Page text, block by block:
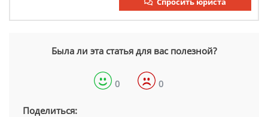
Была ли эта статья для вас полезной?
0 0
Поделиться: